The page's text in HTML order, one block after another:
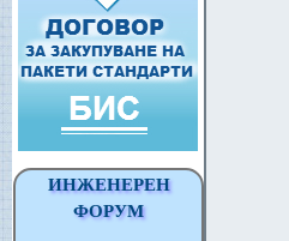
ИНЖЕНЕРЕН
ФОРУМ